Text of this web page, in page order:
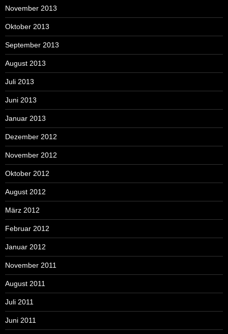
November 2013
Oktober 2013
September 2013
August 2013
Juli 2013
Juni 2013
Januar 2013
Dezember 2012
November 2012
Oktober 2012
August 2012
März 2012
Februar 2012
Januar 2012
November 2011
August 2011
Juli 2011
Juni 2011